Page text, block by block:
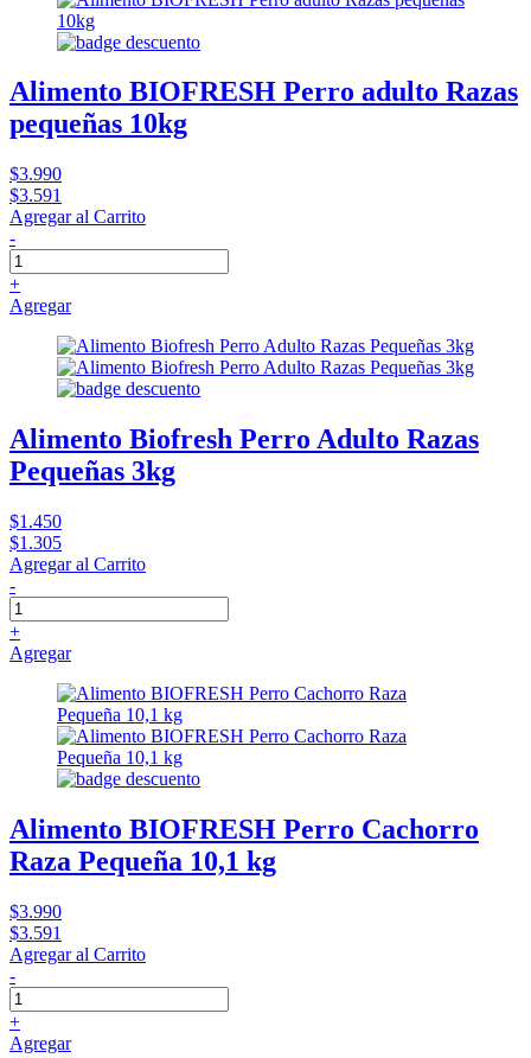
Alimento BIOFRESH Perro adulto Razas
pequeñas 10kg
$3.990
$3.591
Agregar al Carrito
-
+
Agregar
Alimento Biofresh Perro Adulto Razas
Pequeñas 3kg
$1.450
$1.305
Agregar al Carrito
-
+
Agregar
Alimento BIOFRESH Perro Cachorro
Raza Pequeña 10,1 kg
$3.990
$3.591
Agregar al Carrito
-
+
Agregar